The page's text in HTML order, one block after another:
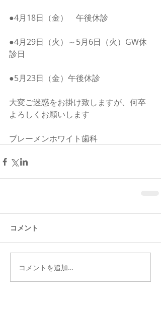
●4月18日（金）　午後休診
●4月29日（火）～5月6日（火）GW休
診日
●5月23日（金）午後休診
大変ご迷惑をお掛け致しますが、何卒
よろしくお願いします
ブレーメンホワイト歯科
コメント
コメントを追加…